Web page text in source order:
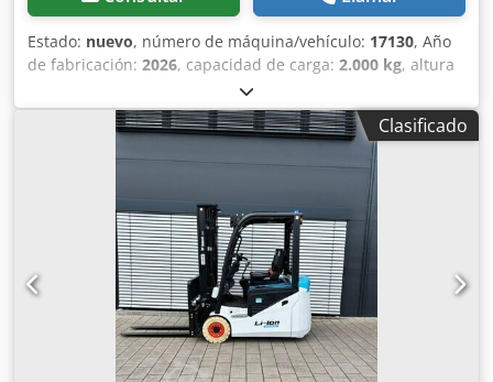
Estado: nuevo, número de máquina/vehículo: 17130, Año
de fabricación: 2026, capacidad de carga: 2.000 kg, altura
, ascensor libre:
de carga:500 mm, tipo de combustible:eléctrico, tipo de
triple, altura de construcción:2.215 mm, voltaje de
51,2 V , longitud de la horquilla: 1.200 mm
200/50-10 non-marking
tamaño del neumático trasero:
16x6-8 non marking
3.790 kg, 5174822 Número de serie: OBA07-000027
Codpfx Amszfd D Ij Rorf Especificaciones de la batería: 51,2
V, 277 Ah
Clasificado